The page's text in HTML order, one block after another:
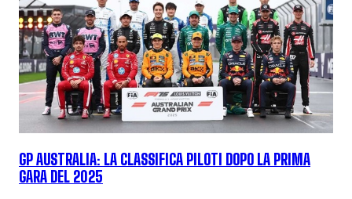
GP AUSTRALIA: LA CLASSIFICA PILOTI DOPO LA PRIMA
GARA DEL 2025